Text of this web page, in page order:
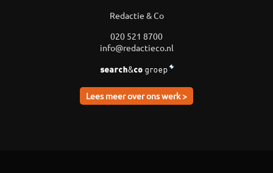
Redactie & Co
020 521 8700
info@redactieco.nl
Lees meer over ons werk >